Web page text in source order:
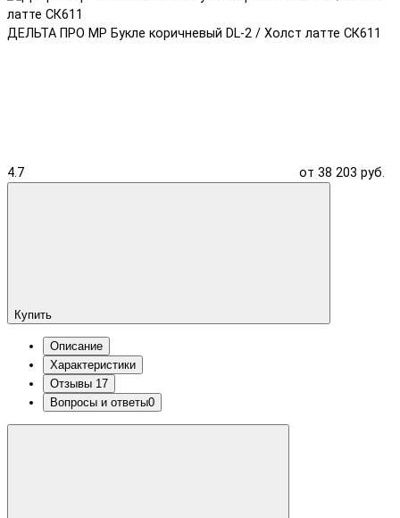
ДЕЛЬТА ПРО MP Букле коричневый DL-2 / Холст латте СК611
4.7 от 38 203 руб.
Купить
Описание
Характеристики
Отзывы 17
Вопросы и ответы0